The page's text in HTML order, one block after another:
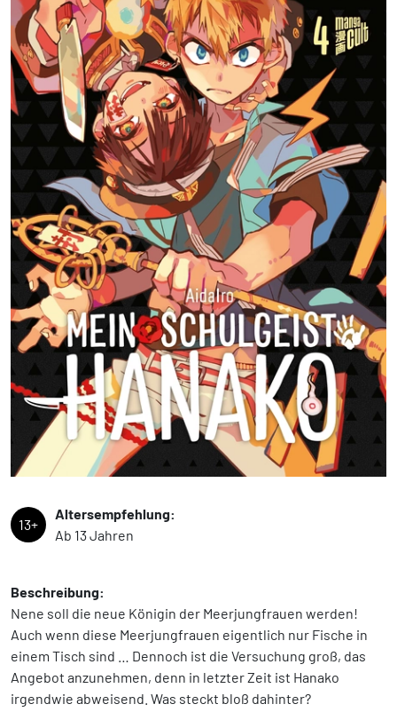
13+
Altersempfehlung:
Ab 13 Jahren
Beschreibung:
Nene soll die neue Königin der Meerjungfrauen werden!
Auch wenn diese Meerjungfrauen eigentlich nur Fische in
einem Tisch sind … Dennoch ist die Versuchung groß, das
Angebot anzunehmen, denn in letzter Zeit ist Hanako
irgendwie abweisend. Was steckt bloß dahinter?